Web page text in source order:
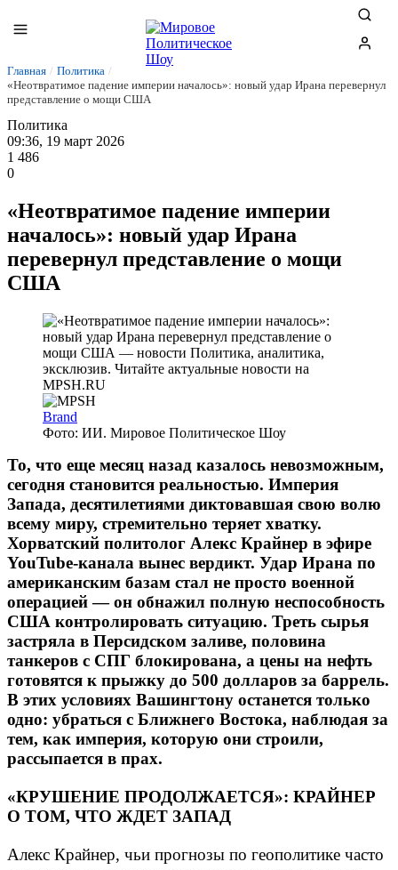
Главная / Политика /
«Неотвратимое падение империи началось»: новый удар Ирана перевернул
представление о мощи США
Политика
09:36, 19 март 2026
1 486
0
«Неотвратимое падение империи
началось»: новый удар Ирана
перевернул представление о мощи
США
Brand
Фото: ИИ. Мировое Политическое Шоу
То, что еще месяц назад казалось невозможным,
сегодня становится реальностью. Империя
Запада, десятилетиями диктовавшая свою волю
всему миру, стремительно теряет хватку.
Хорватский политолог Алекс Крайнер в эфире
YouTube-канала вынес вердикт. Удар Ирана по
американским базам стал не просто военной
операцией — он обнажил полную неспособность
США контролировать ситуацию. Треть сырья
застряла в Персидском заливе, половина
танкеров с СПГ блокирована, а цены на нефть
готовятся к прыжку до 500 долларов за баррель.
В этих условиях Вашингтону останется только
одно: убраться с Ближнего Востока, наблюдая за
тем, как империя, которую они строили,
рассыпается в прах.
«КРУШЕНИЕ ПРОДОЛЖАЕТСЯ»: КРАЙНЕР
О ТОМ, ЧТО ЖДЕТ ЗАПАД
Алекс Крайнер, чьи прогнозы по геополитике часто